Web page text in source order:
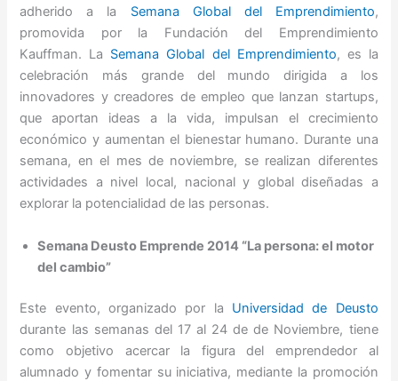
adherido a la Semana Global del Emprendimiento,
promovida por la Fundación del Emprendimiento
Kauffman. La Semana Global del Emprendimiento, es la
celebración más grande del mundo dirigida a los
innovadores y creadores de empleo que lanzan startups,
que aportan ideas a la vida, impulsan el crecimiento
económico y aumentan el bienestar humano. Durante una
semana, en el mes de noviembre, se realizan diferentes
actividades a nivel local, nacional y global diseñadas a
explorar la potencialidad de las personas.
Semana Deusto Emprende 2014 “La persona: el motor
del cambio”
Este evento, organizado por la Universidad de Deusto
durante las semanas del 17 al 24 de de Noviembre, tiene
como objetivo acercar la figura del emprendedor al
alumnado y fomentar su iniciativa, mediante la promoción